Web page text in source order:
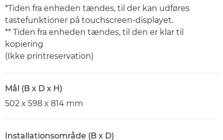
*Tiden fra enheden tændes, til der kan udføres
tastefunktioner på touchscreen-displayet.
** Tiden fra enheden tændes, til den er klar til
kopiering
(Ikke printreservation)
Mål (B x D x H)
502 x 598 x 814 mm
Installationsområde (B x D)